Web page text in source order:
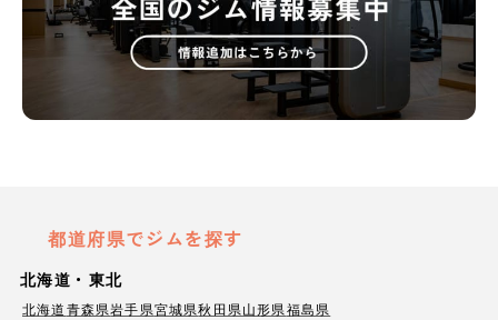
都道府県でジムを探す
北海道・東北
北海道青森県岩手県宮城県秋田県山形県福島県